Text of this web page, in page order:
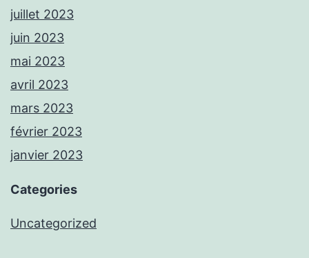
juillet 2023
juin 2023
mai 2023
avril 2023
mars 2023
février 2023
janvier 2023
Categories
Uncategorized